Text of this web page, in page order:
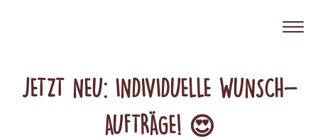
JETZT NEU: INDIVIDUELLE WUNSCH-
AUFTRÄGE! 😍